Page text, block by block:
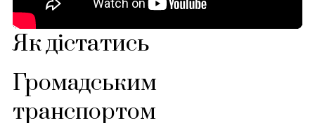
Як дістатись
Громадським
транспортом